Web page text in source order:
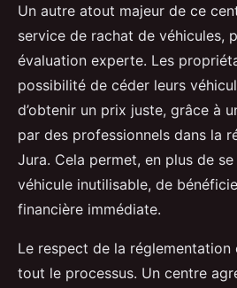
Un autre atout majeur de ce
service de rachat de véhicules,
évaluation experte. Les
possibilité de céder leurs
d’obtenir un prix juste, grâce à
par des professionnels dans la
Jura. Cela permet, en plus de se
véhicule inutilisable, de
financière immédiate.
Le respect de la
tout le processus. Un centre